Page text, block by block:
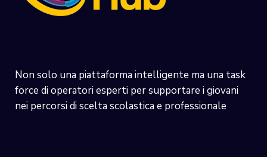
Non solo una piattaforma intelligente ma una task
force di operatori esperti per supportare i giovani
nei percorsi di scelta scolastica e professionale